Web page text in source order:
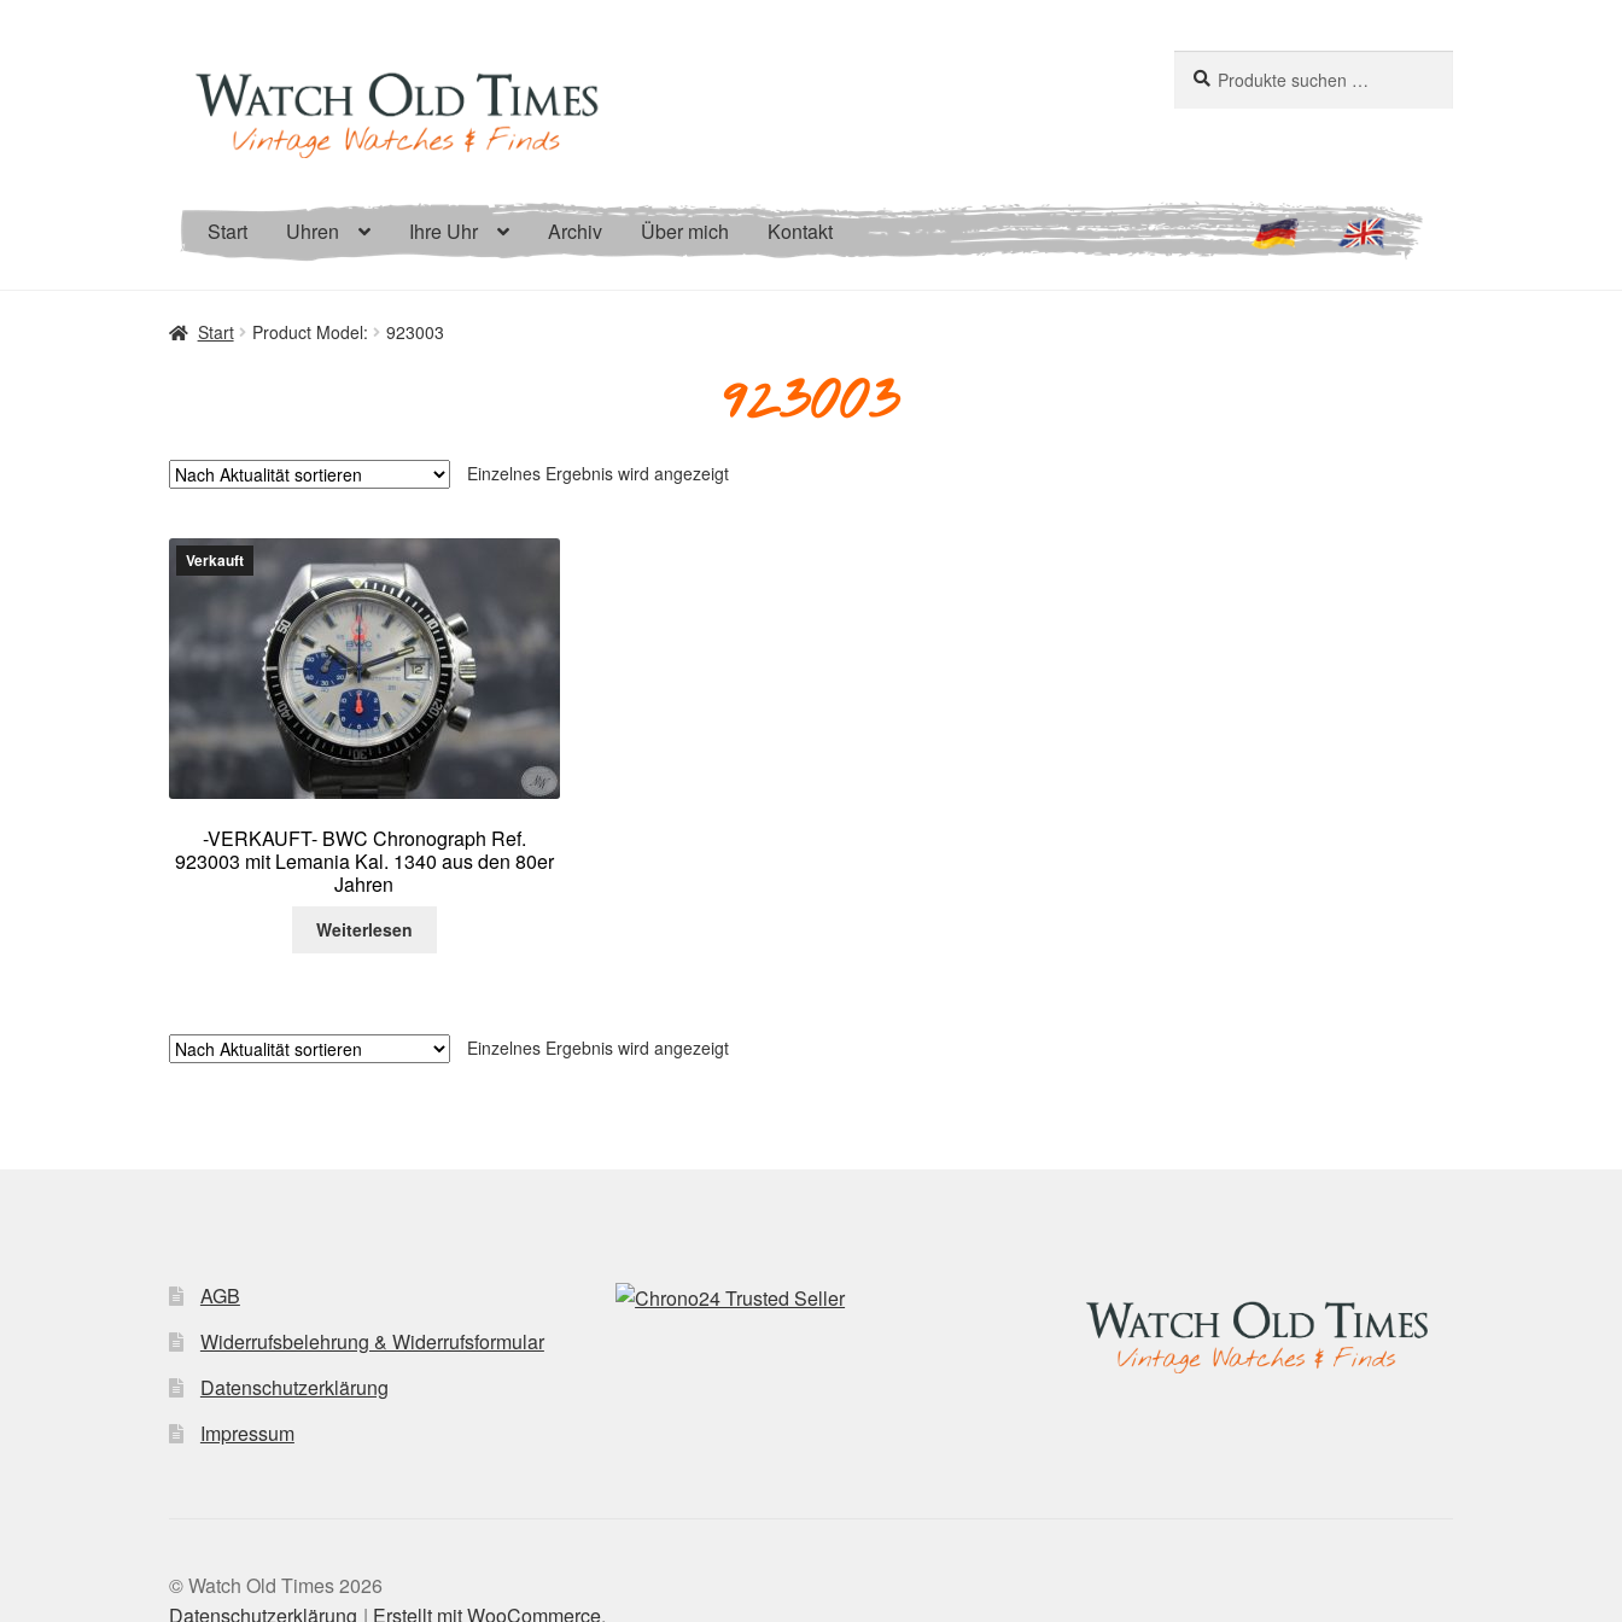
Navigation
springen
Inhalt
springen
nach:
Start Uhren Ihre Uhr Archiv Über mich Kontakt
Start Product Model: 923003
923003
Einzelnes Ergebnis wird angezeigt
Verkauft
-VERKAUFT- BWC Chronograph Ref.
923003 mit Lemania Kal. 1340 aus den 80er
Jahren
Weiterlesen
Einzelnes Ergebnis wird angezeigt
AGB
Widerrufsbelehrung & Widerrufsformular
Datenschutzerklärung
Impressum
© Watch Old Times 2026
Datenschutzerklärung
Erstellt mit WooCommerce.